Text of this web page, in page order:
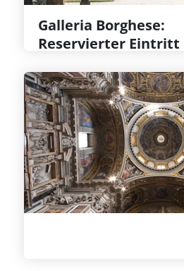
Galleria Borghese:
Reservierter Eintritt